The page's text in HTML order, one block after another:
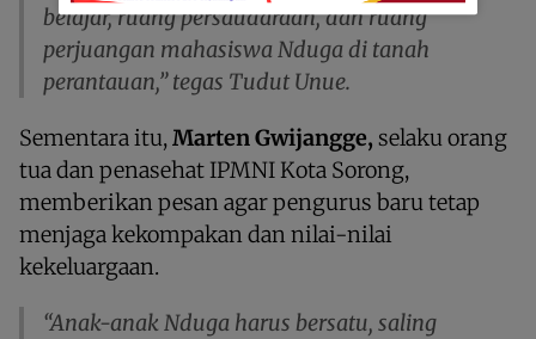
belajar, ruang persaudaraan, dan ruang
perjuangan mahasiswa Nduga di tanah
perantauan,” tegas Tudut Unue.
Sementara itu,Marten Gwijangge, selaku orang
tua dan penasehat IPMNI Kota Sorong,
memberikan pesan agar pengurus baru tetap
menjaga kekompakan dan nilai-nilai
kekeluargaan.
“Anak-anak Nduga harus bersatu, saling